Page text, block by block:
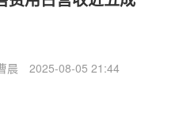
晨 2025-08-05 21:44